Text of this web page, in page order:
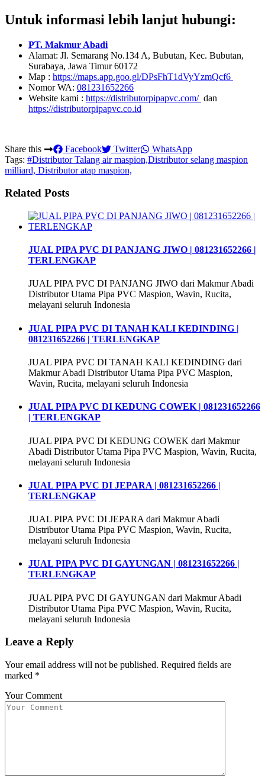
Untuk informasi lebih lanjut hubungi:
PT. Makmur Abadi
Alamat: Jl. Semarang No.134 A, Bubutan, Kec. Bubutan,
Surabaya, Jawa Timur 60172
Map : https://maps.app.goo.gl/DPsFhT1dVyYzmQcf6
Nomor WA: 081231652266
Website kami : https://distributorpipapvc.com/ dan
https://distributorpipapvc.co.id
Share this Facebook Twitter
WhatsApp
Tags: #Distributor Talang air maspion,Distributor selang maspion
milliard, Distributor atap maspion,
Related Posts
JUAL PIPA PVC DI PANJANG JIWO | 081231652266 |
TERLENGKAP
JUAL PIPA PVC DI PANJANG JIWO dari Makmur Abadi
Distributor Utama Pipa PVC Maspion, Wavin, Rucita,
melayani seluruh Indonesia
JUAL PIPA PVC DI TANAH KALI KEDINDING |
081231652266 | TERLENGKAP
JUAL PIPA PVC DI TANAH KALI KEDINDING dari
Makmur Abadi Distributor Utama Pipa PVC Maspion,
Wavin, Rucita, melayani seluruh Indonesia
JUAL PIPA PVC DI KEDUNG COWEK | 081231652266
| TERLENGKAP
JUAL PIPA PVC DI KEDUNG COWEK dari Makmur
Abadi Distributor Utama Pipa PVC Maspion, Wavin, Rucita,
melayani seluruh Indonesia
JUAL PIPA PVC DI JEPARA | 081231652266 |
TERLENGKAP
JUAL PIPA PVC DI JEPARA dari Makmur Abadi
Distributor Utama Pipa PVC Maspion, Wavin, Rucita,
melayani seluruh Indonesia
JUAL PIPA PVC DI GAYUNGAN | 081231652266 |
TERLENGKAP
JUAL PIPA PVC DI GAYUNGAN dari Makmur Abadi
Distributor Utama Pipa PVC Maspion, Wavin, Rucita,
melayani seluruh Indonesia
Leave a Reply
Your email address will not be published. Required fields are
marked *
Your Comment